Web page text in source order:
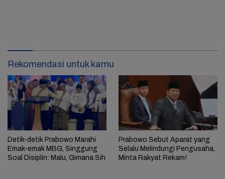
Rekomendasi untuk kamu
Detik-detik Prabowo Marahi
Emak-emak MBG, Singgung
Soal Disiplin: Malu, Gimana Sih
Prabowo Sebut Aparat yang
Selalu Melindungi Pengusaha,
Minta Rakyat Rekam!